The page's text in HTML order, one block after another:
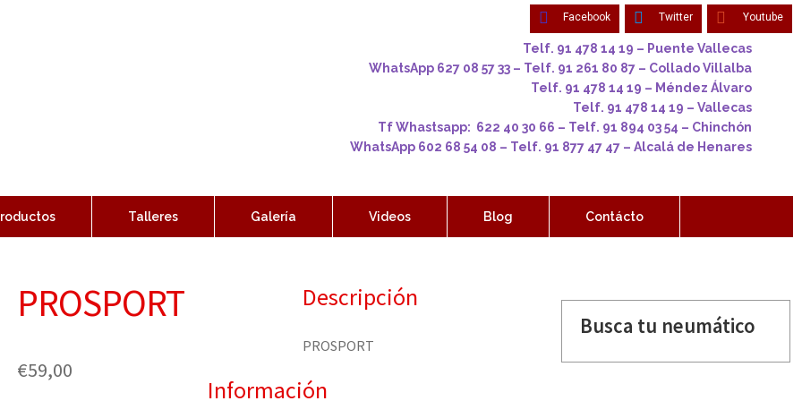
Facebook Twitter Youtube
Telf. 91 478 14 19 – Puente Vallecas
WhatsApp 627 08 57 33 – Telf. 91 261 80 87 – Collado Villalba
Telf. 91 478 14 19 – Méndez Álvaro
Telf. 91 478 14 19 – Vallecas
Tf Whastsapp: 622 40 30 66 – Telf. 91 894 03 54 – Chinchón
WhatsApp 602 68 54 08 – Telf. 91 877 47 47 – Alcalá de Henares
Talleres Galería Videos Blog Contácto
PROSPORT
€59,00
Descripción
PROSPORT
Información
Busca tu neumático